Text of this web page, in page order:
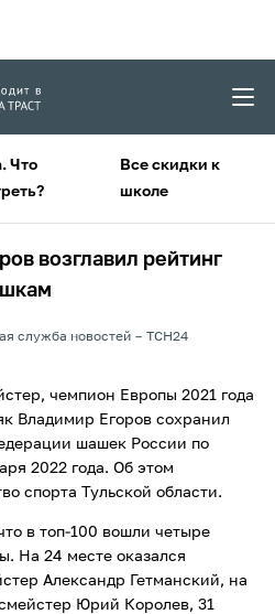
Что
Все скидки к
школе
возглавил рейтинг
служба новостей ТСН24
чемпион Европы 2021 года
Владимир Егоров сохранил
шашек России по
2022 года. Об этом
спорта Тульской области.
в топ-100 вошли четыре
На 24 месте оказался
Александр Гетманский, на
Юрий Королев, 31